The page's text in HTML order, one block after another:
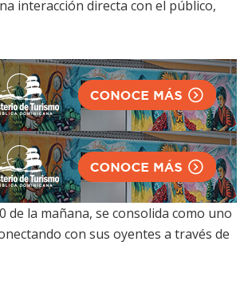
interacción directa con el público,
de la mañana, se consolida como uno
con sus oyentes a través de